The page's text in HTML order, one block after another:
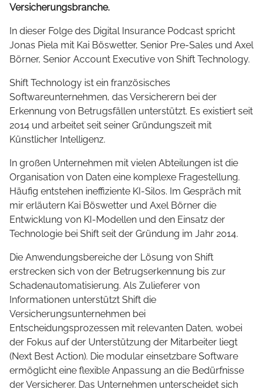
Versicherungsbranche.
In dieser Folge des Digital Insurance Podcast spricht
Jonas Piela mit Kai Böswetter, Senior Pre-Sales und Axel
Börner, Senior Account Executive von Shift Technology.
Shift Technology ist ein französisches
Softwareunternehmen, das Versicherern bei der
Erkennung von Betrugsfällen unterstützt. Es existiert seit
2014 und arbeitet seit seiner Gründungszeit mit
Künstlicher Intelligenz.
In großen Unternehmen mit vielen Abteilungen ist die
Organisation von Daten eine komplexe Fragestellung.
Häufig entstehen ineffiziente KI-Silos. Im Gespräch mit
mir erläutern Kai Böswetter und Axel Börner die
Entwicklung von KI-Modellen und den Einsatz der
Technologie bei Shift seit der Gründung im Jahr 2014.
Die Anwendungsbereiche der Lösung von Shift
erstrecken sich von der Betrugserkennung bis zur
Schadenautomatisierung. Als Zulieferer von
Informationen unterstützt Shift die
Versicherungsunternehmen bei
Entscheidungsprozessen mit relevanten Daten, wobei
der Fokus auf der Unterstützung der Mitarbeiter liegt
(Next Best Action). Die modular einsetzbare Software
ermöglicht eine flexible Anpassung an die Bedürfnisse
der Versicherer. Das Unternehmen unterscheidet sich